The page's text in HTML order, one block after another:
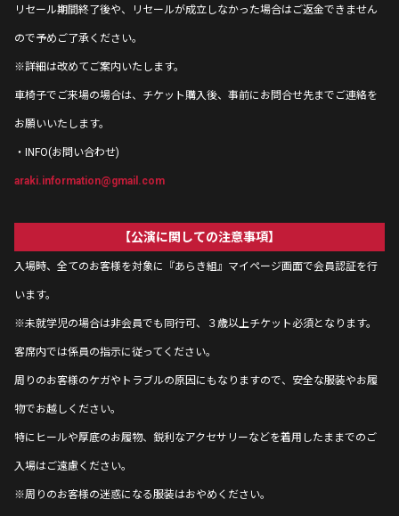
リセール期間終了後や、リセールが成立しなかった場合はご返金できません
ので予めご了承ください。
※詳細は改めてご案内いたします。
車椅子でご来場の場合は、チケット購入後、事前にお問合せ先までご連絡を
お願いいたします。
・INFO(お問い合わせ)
araki.information@gmail.com
【公演に関しての注意事項】
入場時、全てのお客様を対象に『あらき組』マイページ画面で会員認証を行
います。
※未就学児の場合は非会員でも同行可、３歳以上チケット必須となります。
客席内では係員の指示に従ってください。
周りのお客様のケガやトラブルの原因にもなりますので、安全な服装やお履
物でお越しください。
特にヒールや厚底のお履物、鋭利なアクセサリーなどを着用したままでのご
入場はご遠慮ください。
※周りのお客様の迷惑になる服装はおやめください。